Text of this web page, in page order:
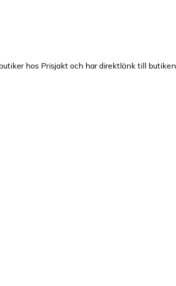
hos Prisjakt och har direktlänk till butiken.